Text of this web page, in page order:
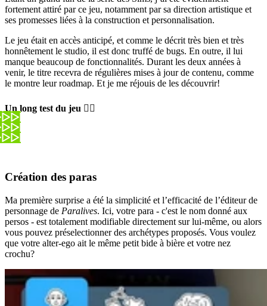
fortement attiré par ce jeu, notamment par sa direction artistique et
ses promesses liées à la construction et personnalisation.
Le jeu était en accès anticipé, et comme le décrit très bien et très
honnêtement le studio, il est donc truffé de bugs. En outre, il lui
manque beaucoup de fonctionnalités. Durant les deux années à
venir, le titre recevra de régulières mises à jour de contenu, comme
le montre leur roadmap. Et je me réjouis de les découvrir!
Un long test du jeu 👇🏼
Création des paras
Ma première surprise a été la simplicité et l’efficacité de l’éditeur de
personnage de Paralives. Ici, votre para - c'est le nom donné aux
persos - est totalement modifiable directement sur lui-même, ou alors
vous pouvez préselectionner des archétypes proposés. Vous voulez
que votre alter-ego ait le même petit bide à bière et votre nez
crochu?